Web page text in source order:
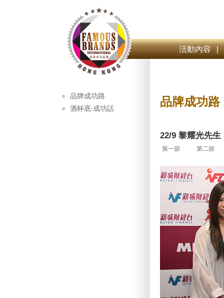
活動內容 |
品牌成功路
酒杯底‧成功話
品牌成功路
22/9 黎耀光先
第一節 第二節